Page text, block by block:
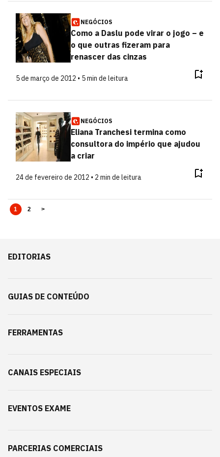
NEGÓCIOS
Como a Daslu pode virar o jogo – e
o que outras fizeram para
renascer das cinzas
5 de março de 2012 • 5 min de leitura
NEGÓCIOS
Eliana Tranchesi termina como
consultora do império que ajudou
a criar
24 de fevereiro de 2012 • 2 min de leitura
1 2 >
EDITORIAS
GUIAS DE CONTEÚDO
FERRAMENTAS
CANAIS ESPECIAIS
EVENTOS EXAME
PARCERIAS COMERCIAIS